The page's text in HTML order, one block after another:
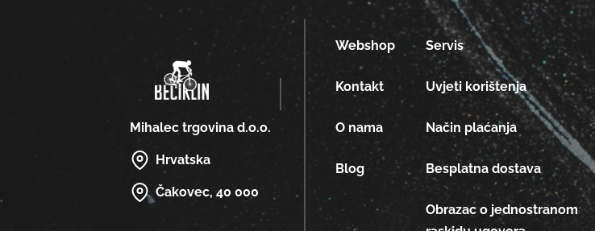
Mihalec trgovina d.o.o.
Hrvatska
Čakovec, 40 000
Webshop
Kontakt
O nama
Blog
Servis
Uvjeti korištenja
Način plaćanja
Besplatna dostava
Obrazac o jednostranom